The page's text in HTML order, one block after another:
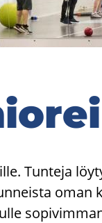
Tun­te­ja
oman